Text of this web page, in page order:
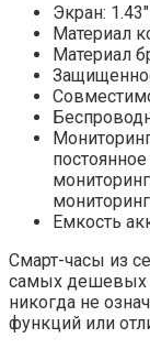
Экран:
Материал
Материал
Емкость
Смарт-часы из
самых дешевых
никогда не
функций или